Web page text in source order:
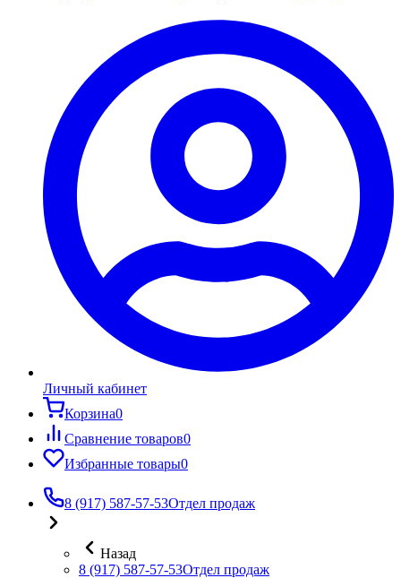
Личный кабинет
Корзина0
Сравнение товаров0
Избранные товары0
8 (917) 587-57-53Отдел продаж
Назад
8 (917) 587-57-53Отдел продаж